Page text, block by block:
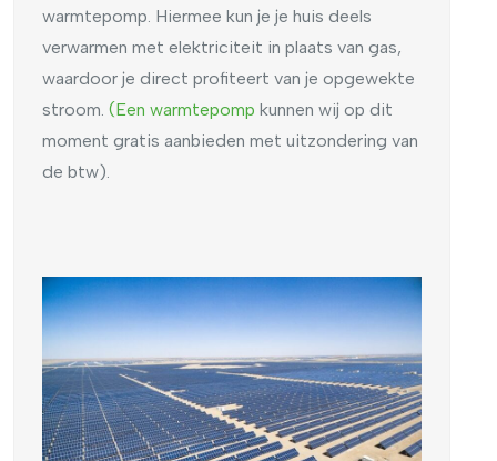
warmtepomp. Hiermee kun je je huis deels
verwarmen met elektriciteit in plaats van gas,
waardoor je direct profiteert van je opgewekte
stroom. (Een warmtepomp kunnen wij op dit
moment gratis aanbieden met uitzondering van
de btw).